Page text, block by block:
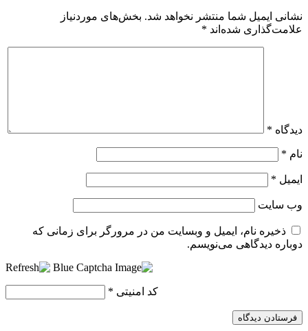
نشانی ایمیل شما منتشر نخواهد شد. بخش‌های موردنیاز
علامت‌گذاری شده‌اند *
دیدگاه *
نام *
ایمیل *
وب‌ سایت
ذخیره نام، ایمیل و وبسایت من در مرورگر برای زمانی که
دوباره دیدگاهی می‌نویسم.
کد امنیتی *